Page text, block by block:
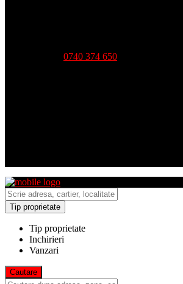
0740 374 650
Tip proprietate
Tip proprietate
Inchirieri
Vanzari